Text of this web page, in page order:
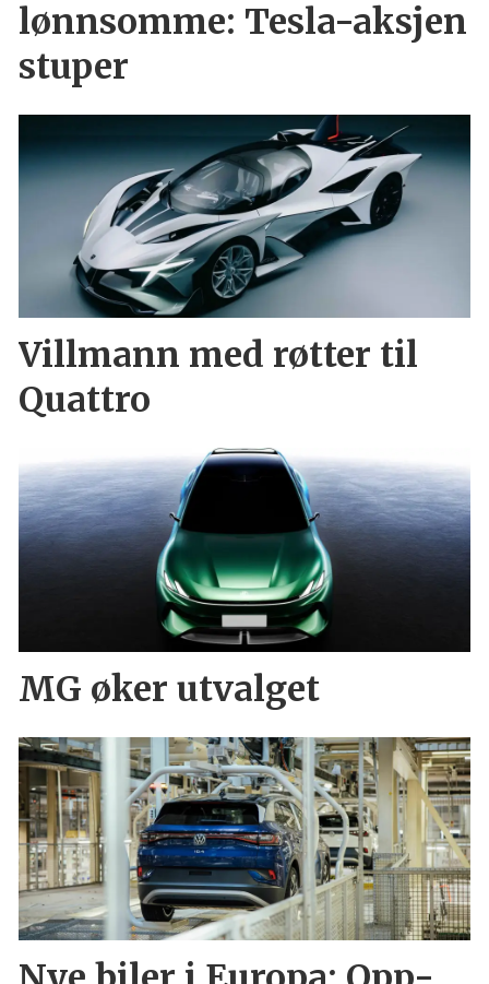
lønnsomme: Tesla-aksjen
stuper
Villmann med røtter til
Quattro
MG øker utvalget